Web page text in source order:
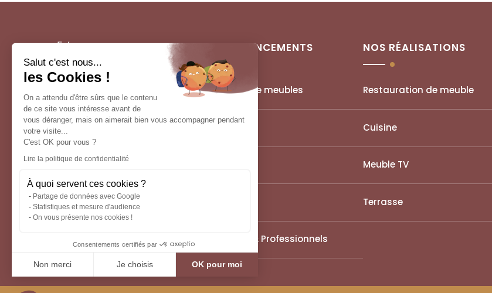
Salut c'est nous...
les Cookies !
On a attendu d'être sûrs que le contenu
de ce site vous intéresse avant de
vous déranger, mais on aimerait bien vous accompagner pendant
votre visite...
C'est OK pour vous ?
Lire la politique de confidentialité
À quoi servent ces cookies ?
Partage de données avec Google
Statistiques et mesure d'audience
On vous présente nos cookies !
Consentements certifiés par
Non merci Je choisis
OK pour moi
NOS AGENCEMENTS
Création de meubles
Escaliers
Hôtellerie & Professionnels
NOS RÉALISATIONS
Restauration de meuble
Cuisine
Meuble TV
Terrasse